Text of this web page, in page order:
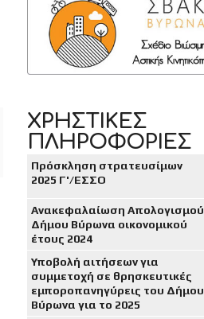
ΧΡΗΣΤΙΚΕΣ
ΠΛΗΡΟΦΟΡΙΕΣ
Πρόσκληση στρατευσίμων
2025 Γ'/ΕΣΣΟ
Ανακεφαλαίωση Απολογισμού
Δήμου Βύρωνα οικονομικού
έτους 2024
Υποβολή αιτήσεων για
συμμετοχή σε θρησκευτικές
εμποροπανηγύρεις του Δήμου
Βύρωνα για το 2025